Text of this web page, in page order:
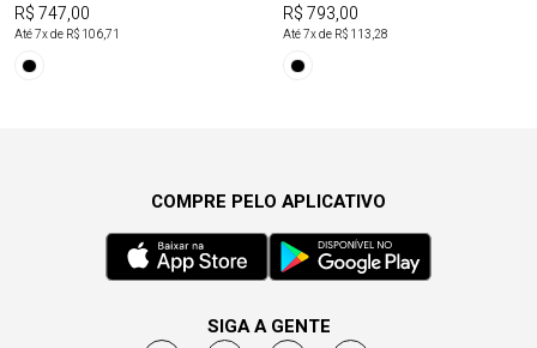
R$ 747,00
Até7x de R$ 106,71
R$ 793,00
Até7x de R$ 113,28
COMPRE PELO APLICATIVO
SIGA A GENTE